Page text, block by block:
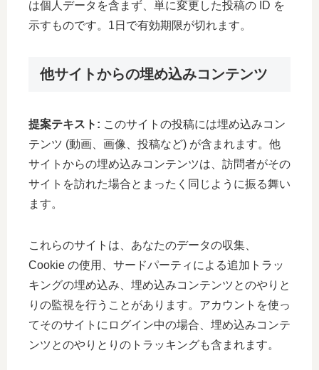
は個人データを含まず、単に変更した投稿の ID を
示すものです。1日で有効期限が切れます。
他サイトからの埋め込みコンテンツ
提案テキスト: このサイトの投稿には埋め込みコン
テンツ (動画、画像、投稿など) が含まれます。他
サイトからの埋め込みコンテンツは、訪問者がその
サイトを訪れた場合とまったく同じように振る舞い
ます。
これらのサイトは、あなたのデータの収集、
Cookie の使用、サードパーティによる追加トラッ
キングの埋め込み、埋め込みコンテンツとのやりと
りの監視を行うことがあります。アカウントを使っ
てそのサイトにログイン中の場合、埋め込みコンテ
ンツとのやりとりのトラッキングも含まれます。